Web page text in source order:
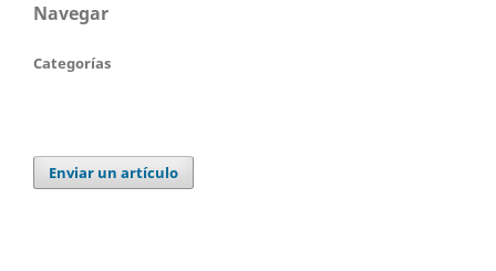
Navegar
Categorías
Enviar un artículo